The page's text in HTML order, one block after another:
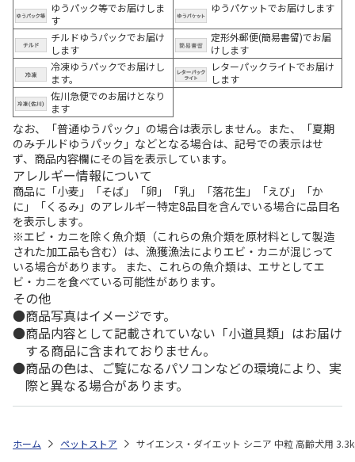
ゆうパック等でお届けしま
す
ゆうパケットでお届けします
チルドゆうパックでお届け
します
定形外郵便(簡易書留)でお届
けします
冷凍ゆうパックでお届けし
ます。
レターパックライトでお届け
します
佐川急便でのお届けとなり
ます
なお、「普通ゆうパック」の場合は表示しません。また、「夏期
のみチルドゆうパック」などとなる場合は、記号での表示はせ
ず、商品内容欄にその旨を表示しています。
アレルギー情報について
商品に「小麦」「そば」「卵」「乳」「落花生」「えび」「か
に」「くるみ」のアレルギー特定8品目を含んでいる場合に品目名
を表示します。
※エビ・カニを除く魚介類（これらの魚介類を原材料として製造
された加工品も含む）は、漁獲漁法によりエビ・カニが混じって
いる場合があります。 また、これらの魚介類は、エサとしてエ
ビ・カニを食べている可能性があります。
その他
商品写真はイメージです。
商品内容として記載されていない「小道具類」はお届け
する商品に含まれておりません。
商品の色は、ご覧になるパソコンなどの環境により、実
際と異なる場合があります。
ホーム ペットストア サイエンス・ダイエット シニア 中粒 高齢犬用